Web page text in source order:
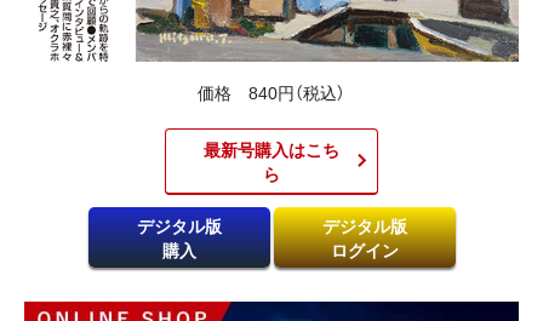
価格 840円（税込）
最新号購入はこち
ら​
デジタル版
購入
デジタル版
ログイン